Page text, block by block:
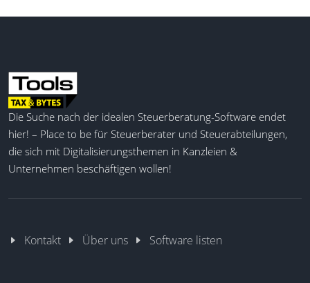
Die Suche nach der idealen Steuerberatung-Software endet
hier! – Place to be für Steuerberater und Steuerabteilungen,
die sich mit Digitalisierungsthemen in Kanzleien &
Unternehmen beschäftigen wollen!
Kontakt Über uns Software listen